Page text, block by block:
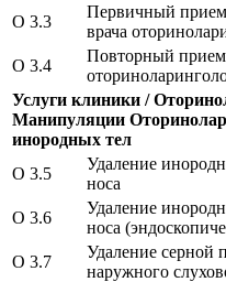
O 3.3
Первичный
врача
O 3.4
Повторный
Услуги клиники /
Манипуляции
инородных тел
O 3.5
Удаление
носа
O 3.6
Удаление
носа
O 3.7
Удаление серной
наружного